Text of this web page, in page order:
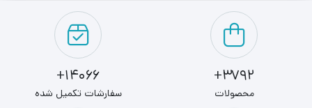
3792+
محصولات
14066+
سفارشات تکمیل شده